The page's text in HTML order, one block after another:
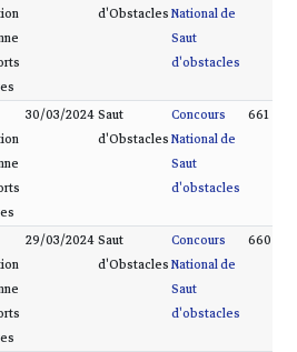
National de
Saut
d'obstacles
d'Obstacles
661
Concours
National de
Saut
d'obstacles
Saut
d'Obstacles
30/03/2024
660
Concours
National de
Saut
d'obstacles
Saut
d'Obstacles
29/03/2024